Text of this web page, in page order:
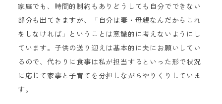
家庭でも、時間的制約もありどうしても自分でできない
部分も出てきますが、「自分は妻・母親なんだからこれ
をしなければ」ということは意識的に考えないようにし
ています。子供の送り迎えは基本的に夫にお願いしてい
るので、代わりに食事は私が担当するといった形で状況
に応じて家事と子育てを分担しながらやりくりしていま
す。